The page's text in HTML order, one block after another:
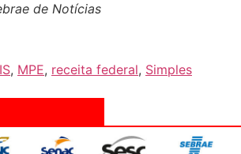
de Notícias
, MPE, receita federal, Simples